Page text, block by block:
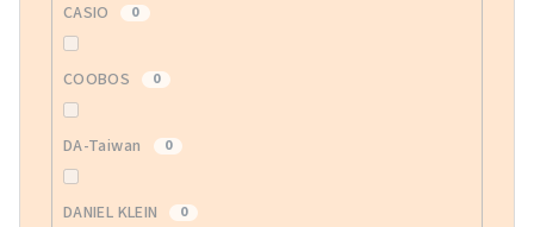
CASIO 0
COOBOS 0
DA-Taiwan 0
DANIEL KLEIN 0